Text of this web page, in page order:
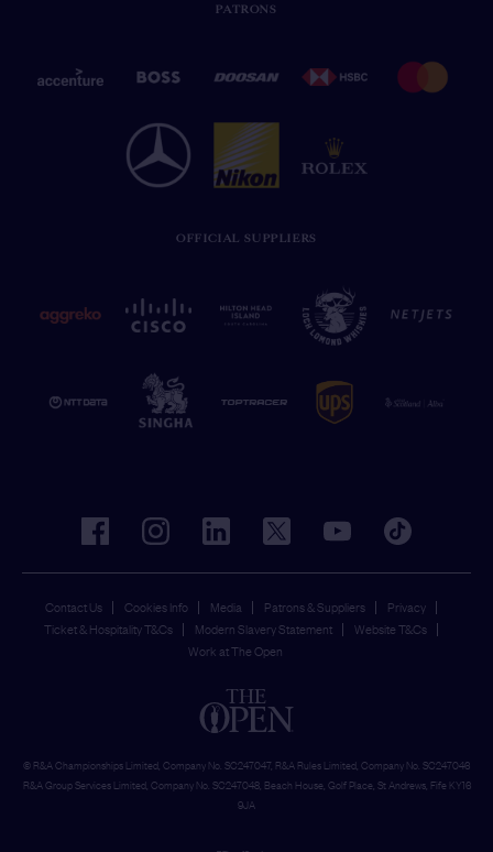
PATRONS
OFFICIAL SUPPLIERS
Contact Us Cookies Info Media Patrons & Suppliers
Privacy
Ticket & Hospitality T&Cs
Modern Slavery Statement
Website T&Cs
Work at The Open
facebookinstagramlinkedin twitter youtube tiktok
© R&A Championships Limited, Company No. SC247047, R&A Rules Limited, Company No. SC247046
R&A Group Services Limited, Company No. SC247048, Beach House, Golf Place, St Andrews, Fife KY16
9JA